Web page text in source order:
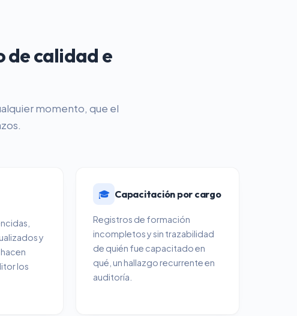
de calidad e
momento, que el
y
los
🎓 Capacitación por cargo
Registros de formación
incompletos y sin trazabilidad
de quién fue capacitado en
qué, un hallazgo recurrente en
auditoría.